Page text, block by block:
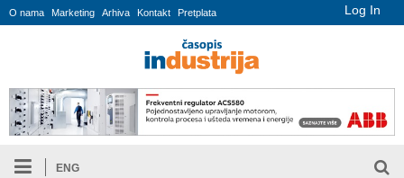
Log In
O nama Marketing Arhiva Kontakt Pretplata
ENG